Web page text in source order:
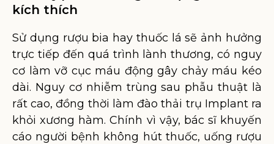
kích thích
Sử dụng rượu bia hay thuốc lá sẽ ảnh hưởng
trực tiếp đến quá trình lành thương, có nguy
cơ làm vỡ cục máu động gây chảy máu kéo
dài. Nguy cơ nhiễm trùng sau phẫu thuật là
rất cao, đồng thời làm đào thải trụ Implant ra
khỏi xương hàm. Chính vì vậy, bác sĩ khuyến
cáo người bệnh không hút thuốc, uống rượu